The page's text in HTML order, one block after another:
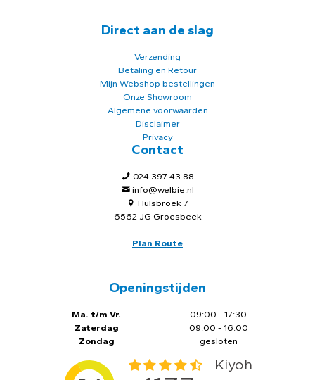
Direct aan de slag
Verzending
Betaling en Retour
Mijn Webshop bestellingen
Onze Showroom
Algemene voorwaarden
Disclaimer
Privacy
Contact
024 397 43 88
info@welbie.nl
Hulsbroek 7
6562 JG Groesbeek
Plan Route
Openingstijden
Ma. t/m Vr.
Zaterdag
Zondag
09:00 - 17:30
09:00 - 16:00
gesloten